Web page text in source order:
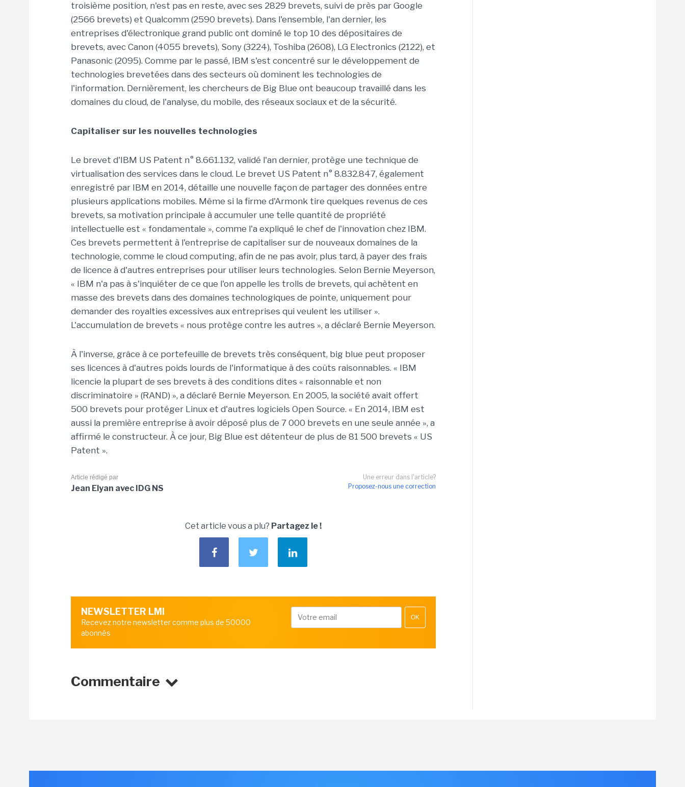
troisième position, n'est pas en reste, avec ses 2829 brevets, suivi de près par Google
(2566 brevets) et Qualcomm (2590 brevets). Dans l'ensemble, l'an dernier, les
entreprises d'électronique grand public ont dominé le top 10 des dépositaires de
brevets, avec Canon (4055 brevets), Sony (3224), Toshiba (2608), LG Electronics (2122), et
Panasonic (2095). Comme par le passé, IBM s'est concentré sur le développement de
technologies brevetées dans des secteurs où dominent les technologies de
l'information. Dernièrement, les chercheurs de Big Blue ont beaucoup travaillé dans les
domaines du cloud, de l'analyse, du mobile, des réseaux sociaux et de la sécurité.
Capitaliser sur les nouvelles technologies
Le brevet d'IBM US Patent n° 8.661.132, validé l'an dernier, protège une technique de
virtualisation des services dans le cloud. Le brevet US Patent n° 8.832.847, également
enregistré par IBM en 2014, détaille une nouvelle façon de partager des données entre
plusieurs applications mobiles. Même si la firme d'Armonk tire quelques revenus de ces
brevets, sa motivation principale à accumuler une telle quantité de propriété
intellectuelle est « fondamentale », comme l'a expliqué le chef de l'innovation chez IBM.
Ces brevets permettent à l'entreprise de capitaliser sur de nouveaux domaines de la
technologie, comme le cloud computing, afin de ne pas avoir, plus tard, à payer des frais
de licence à d'autres entreprises pour utiliser leurs technologies. Selon Bernie Meyerson,
« IBM n'a pas à s'inquiéter de ce que l'on appelle les trolls de brevets, qui achètent en
masse des brevets dans des domaines technologiques de pointe, uniquement pour
demander des royalties excessives aux entreprises qui veulent les utiliser ».
L'accumulation de brevets « nous protège contre les autres », a déclaré Bernie Meyerson.
À l'inverse, grâce à ce portefeuille de brevets très conséquent, big blue peut proposer
ses licences à d'autres poids lourds de l'informatique à des coûts raisonnables. « IBM
licencie la plupart de ses brevets à des conditions dites « raisonnable et non
discriminatoire » (RAND) », a déclaré Bernie Meyerson. En 2005, la société avait offert
500 brevets pour protéger Linux et d'autres logiciels Open Source. « En 2014, IBM est
aussi la première entreprise à avoir déposé plus de 7 000 brevets en une seule année », a
affirmé le constructeur. À ce jour, Big Blue est détenteur de plus de 81 500 brevets « US
Patent ».
Une erreur dans l'article?
Proposez-nous une correction
Article rédigé par
Jean Elyan avec IDG NS
Cet article vous a plu? Partagez le !
NEWSLETTER LMI
Recevez notre newsletter comme plus de 50000
abonnés
OK
Commentaire